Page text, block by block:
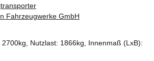
Fahrzeugwerke GmbH
Nutzlast: 1866kg, Innenmaß (LxB):